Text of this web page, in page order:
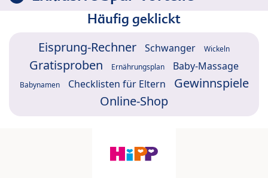
Häufig geklickt
Eisprung-Rechner Schwanger Wickeln
Gratisproben Ernährungsplan Baby-Massage
Babynamen Checklisten für Eltern
Gewinnspiele
Online-Shop